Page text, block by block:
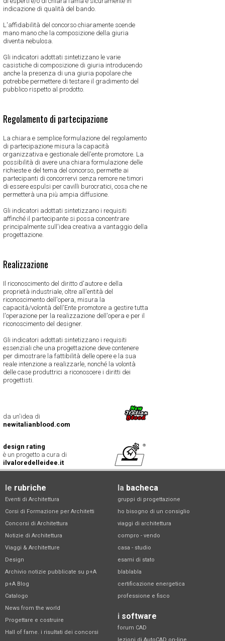
indicazione di qualità del bando.
L'affidabilità del concorso chiaramente scende
mano mano che la composizione della giuria
diventa nebulosa.
Gli indicatori adottati sintetizzano le varie
casistiche di composizione di giuria introducendo
anche la presenza di una giuria popolare che
potrebbe permettere di testare il gradimento del
pubblico rispetto al prodotto.
Regolamento di partecipazione
La chiara e semplice formulazione del regolamento
di partecipazione misura la capacità
organizzativa e gestionale dell'ente promotore. La
possibilità di avere una chiara formulazione delle
richieste e del tema del concorso, permette ai
partecipanti di concorrervi senza remore ne timori
di essere espulsi per cavilli burocratici, cosa che ne
permetterà una più ampia diffusione.
Gli indicatori adottati sintetizzano i requisiti
affinché il partecipante si possa concentrare
principalmente sull'idea creativa a vantaggio della
progettazione.
Realizzazione
Il riconoscimento del diritto d'autore e della
proprietà industriale, oltre all'entità del
riconoscimento dell'opera, misura la
capacità/volontà dell'Ente promotore a gestire tutta
l'operazione per la realizzazione dell'opera e per il
riconoscimento del designer.
Gli indicatori adottati sintetizzano i requisiti
essenziali che una progettazione deve contenere
per dimostrare la fattibilità delle opere e la sua
reale intenzione a realizzarle, nonché la volontà
delle case produttrici a riconoscere i diritti dei
progettisti.
da un'idea di
newitalianblood.com
design rating
è un progetto a cura di
ilvaloredelleidee.it
le rubriche
Eventi di Architettura
Corsi di Formazione per Architetti
Concorsi di Architettura
Notizie di Architettura
Viaggi & Architetture
Design
Archivio notizie pubblicate su p+A
p+A Blog
Catalogo
News from the world
Progettare e costruire
Hall of fame. i risultati dei concorsi
la bacheca
gruppi di progettazione
ho bisogno di un consiglio
viaggi di architettura
compro - vendo
casa - studio
esami di stato
blablabla
certificazione energetica
professione e fisco
i software
forum CAD